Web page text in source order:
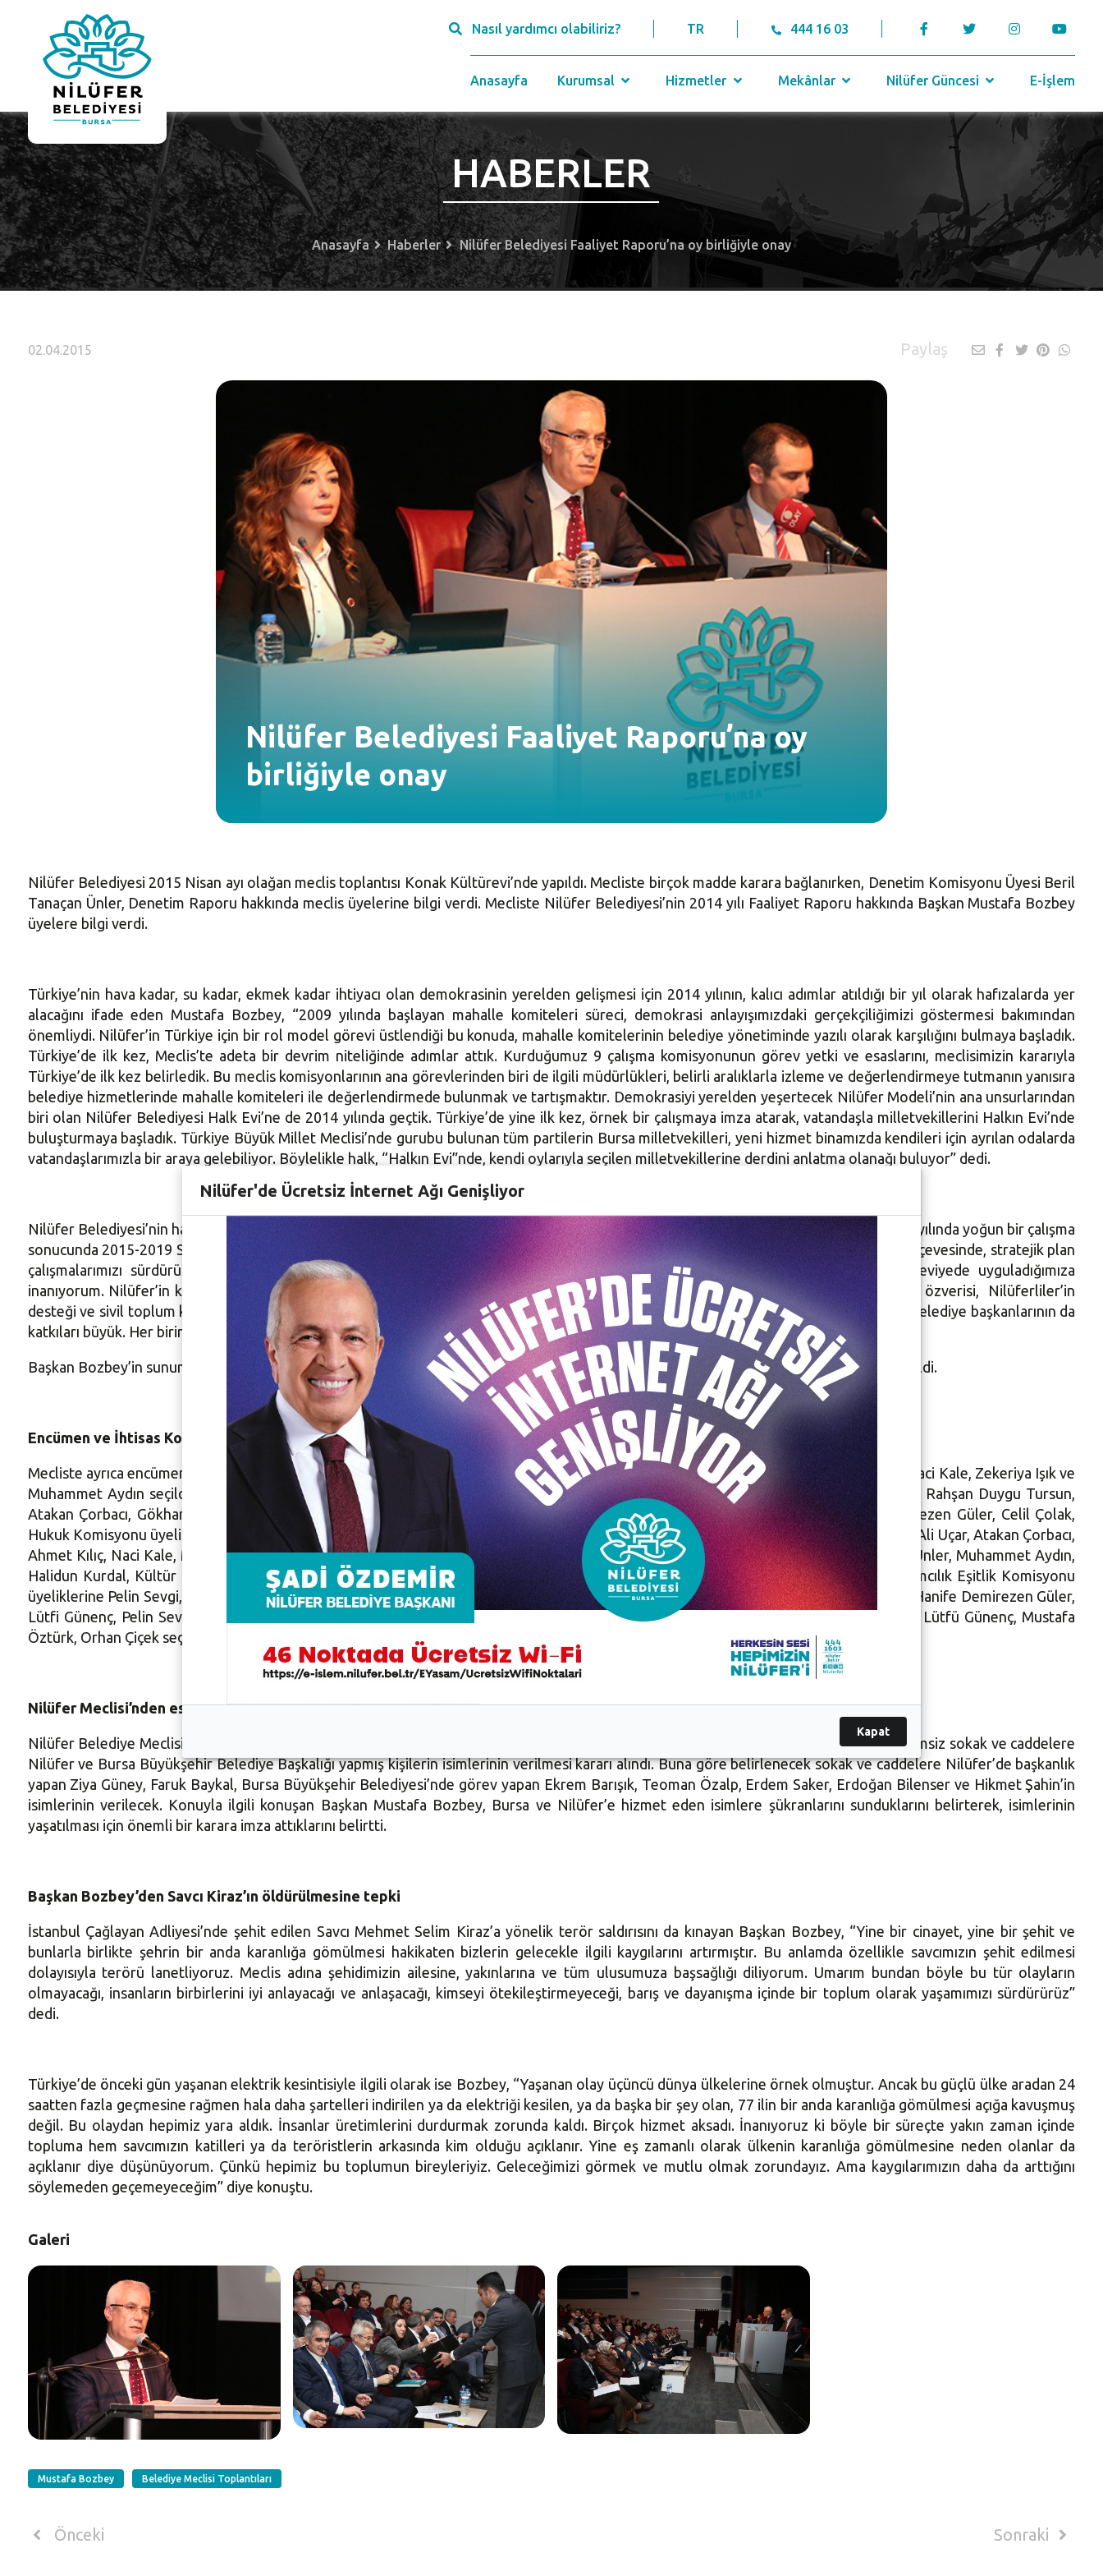
Nasıl yardımcı olabiliriz? TR 444 16 03
Anasayfa Kurumsal Hizmetler Mekânlar Nilüfer Güncesi E-İşlem
HABERLER
Anasayfa Haberler Nilüfer Belediyesi Faaliyet Raporu’na oy birliğiyle onay
02.04.2015 Paylaş
Nilüfer Belediyesi Faaliyet Raporu’na oy
birliğiyle onay
Nilüfer Belediyesi 2015 Nisan ayı olağan meclis toplantısı Konak Kültürevi’nde yapıldı. Mecliste birçok madde karara bağlanırken, Denetim Komisyonu Üyesi Beril
Tanaçan Ünler, Denetim Raporu hakkında meclis üyelerine bilgi verdi. Mecliste Nilüfer Belediyesi’nin 2014 yılı Faaliyet Raporu hakkında Başkan Mustafa Bozbey
üyelere bilgi verdi.
Türkiye’nin hava kadar, su kadar, ekmek kadar ihtiyacı olan demokrasinin yerelden gelişmesi için 2014 yılının, kalıcı adımlar atıldığı bir yıl olarak hafızalarda yer
alacağını ifade eden Mustafa Bozbey, “2009 yılında başlayan mahalle komiteleri süreci, demokrasi anlayışımızdaki gerçekçiliğimizi göstermesi bakımından
önemliydi. Nilüfer’in Türkiye için bir rol model görevi üstlendiği bu konuda, mahalle komitelerinin belediye yönetiminde yazılı olarak karşılığını bulmaya başladık.
Türkiye’de ilk kez, Meclis’te adeta bir devrim niteliğinde adımlar attık. Kurduğumuz 9 çalışma komisyonunun görev yetki ve esaslarını, meclisimizin kararıyla
Türkiye’de ilk kez belirledik. Bu meclis komisyonlarının ana görevlerinden biri de ilgili müdürlükleri, belirli aralıklarla izleme ve değerlendirmeye tutmanın yanısıra
belediye hizmetlerinde mahalle komiteleri ile değerlendirmede bulunmak ve tartışmaktır. Demokrasiyi yerelden yeşertecek Nilüfer Modeli’nin ana unsurlarından
biri olan Nilüfer Belediyesi Halk Evi’ne de 2014 yılında geçtik. Türkiye’de yine ilk kez, örnek bir çalışmaya imza atarak, vatandaşla milletvekillerini Halkın Evi’nde
buluşturmaya başladık. Türkiye Büyük Millet Meclisi’nde gurubu bulunan tüm partilerin Bursa milletvekilleri, yeni hizmet binamızda kendileri için ayrılan odalarda
vatandaşlarımızla bir araya gelebiliyor. Böylelikle halk, “Halkın Evi”nde, kendi oylarıyla seçilen milletvekillerine derdini anlatma olanağı buluyor” dedi.
Nilüfer Belediyesi’nin hayata geçirdiği projelerle rol model olarak Türkiye’de mercek altına alındıklarını kaydeden Başkan Bozbey, “ 2014 yılında yoğun bir çalışma
sonucunda 2015-2019 Stratejik Planını hazırladık. Demokrasi kenti Nilüfer’de, halkımızın karar süreçlerine katılımına verdiğimiz önem çerçevesinde, stratejik plan
çalışmalarımızı sürdürürken, düzenlediğimiz çalıştaylar ve gerçekleştirdiğimiz dış paydaş anketi ile “katılımcılık” anlayışımızı üst seviyede uyguladığımıza
inanıyorum. Nilüfer’in kurulduğundan bugüne geçen 28 yıllık sürecindeki başarılar ve kazanımlar, elbette ki, belediyemizin çalışanlarının özverisi, Nilüferliler’in
desteği ve sivil toplum kuruluşlarımızın yanımızda olması ile mümkün olabildi. Ayrıca, bugüne kadar hizmet eden Nilüfer ve Büyükşehir Belediye başkanlarının da
katkıları büyük. Her birine ve tabii ki sizlere, kentimize sunduğunuz hizmetler ve emek için tek tek teşekkür ederim” diye kaydetti.
Başkan Bozbey’in sunumunun ardından Meclis Başkan Vekili Nilgün Berk’in oylamaya sunduğu 2014 Faaliyet Raporu oy birliğiyle kabul edildi.
Encümen ve İhtisas Komisyon üyeleri belirlendi
Mecliste ayrıca encümen ve ihtisas komisyon üyelerinin seçimi de yapıldı. Gizli oylama üzerine yapılan seçimlerde encümen üyeliklerine, Naci Kale, Zekeriya Işık ve
Muhammet Aydın seçildi. İhtisas Komisyonları seçimlerinde ise Plan Program Bütçe Komisyonu üyeliklerine Beril Ünler, B. Hacer Bilici, Rahşan Duygu Tursun,
Atakan Çorbacı, Gökhan Yıldız, İmar ve Bayındırlık Komisyonu üyeliklerine Turgay Erdem, Gizem Elmas, Fırat Emiroğlu, Hanife Demirezen Güler, Celil Çolak,
Hukuk Komisyonu üyeliklerine Nilgün Berk, Pınar Göz, Ferhat Yıldırım, Ali Kızılkaya, Numan Çakır, Sağlık ve Spor Komisyonu üyeliklerine Ali Uçar, Atakan Çorbacı,
Ahmet Kılıç, Naci Kale, M. Uğur Karabaş, Eğitim Bilim ve Teknoloji Komisyonu üyeliklerine Aysel Okumuş, Rahşan Duygu Tursun, Beril Ünler, Muhammet Aydın,
Halidun Kurdal, Kültür Sanat ve Turizm Komisyonu üyeliklerine Fırat Emiroğlu, Gizem Elmas, Pınar Göz, Beril Ünler, Ali Önder, Katılımcılık Eşitlik Komisyonu
üyeliklerine Pelin Sevgi, Berna Hacer Bilici, Aysel Okumuş, Nilgün Berk, Başak Hekimoğlu, Çevre ve Kırsal Alan Komisyonu üyeliklerine Hanife Demirezen Güler,
Lütfi Günenç, Pelin Sevgi, Kemal İvgen, Mihrimah Kocabıyık, Ticaret ve Sanayi Komisyonu üyeliklerine ise Zekeriya Işık, FerhatYıldırım, Lütfü Günenç, Mustafa
Öztürk, Orhan Çiçek seçildi.
Nilüfer Meclisi’nden eski başkanlara vefa
Nilüfer Belediye Meclisi’nde ayrıca anlamlı bir karara daha imza atıldı. Çevre ve Kırsal Alan Komisyonu’nun raporu sonucu Nilüfer’deki isimsiz sokak ve caddelere
Nilüfer ve Bursa Büyükşehir Belediye Başkalığı yapmış kişilerin isimlerinin verilmesi kararı alındı. Buna göre belirlenecek sokak ve caddelere Nilüfer’de başkanlık
yapan Ziya Güney, Faruk Baykal, Bursa Büyükşehir Belediyesi’nde görev yapan Ekrem Barışık, Teoman Özalp, Erdem Saker, Erdoğan Bilenser ve Hikmet Şahin’in
isimlerinin verilecek. Konuyla ilgili konuşan Başkan Mustafa Bozbey, Bursa ve Nilüfer’e hizmet eden isimlere şükranlarını sunduklarını belirterek, isimlerinin
yaşatılması için önemli bir karara imza attıklarını belirtti.
Başkan Bozbey’den Savcı Kiraz’ın öldürülmesine tepki
İstanbul Çağlayan Adliyesi’nde şehit edilen Savcı Mehmet Selim Kiraz’a yönelik terör saldırısını da kınayan Başkan Bozbey, “Yine bir cinayet, yine bir şehit ve
bunlarla birlikte şehrin bir anda karanlığa gömülmesi hakikaten bizlerin gelecekle ilgili kaygılarını artırmıştır. Bu anlamda özellikle savcımızın şehit edilmesi
dolayısıyla terörü lanetliyoruz. Meclis adına şehidimizin ailesine, yakınlarına ve tüm ulusumuza başsağlığı diliyorum. Umarım bundan böyle bu tür olayların
olmayacağı, insanların birbirlerini iyi anlayacağı ve anlaşacağı, kimseyi ötekileştirmeyeceği, barış ve dayanışma içinde bir toplum olarak yaşamımızı sürdürürüz”
dedi.
Türkiye’de önceki gün yaşanan elektrik kesintisiyle ilgili olarak ise Bozbey, “Yaşanan olay üçüncü dünya ülkelerine örnek olmuştur. Ancak bu güçlü ülke aradan 24
saatten fazla geçmesine rağmen hala daha şartelleri indirilen ya da elektriği kesilen, ya da başka bir şey olan, 77 ilin bir anda karanlığa gömülmesi açığa kavuşmuş
değil. Bu olaydan hepimiz yara aldık. İnsanlar üretimlerini durdurmak zorunda kaldı. Birçok hizmet aksadı. İnanıyoruz ki böyle bir süreçte yakın zaman içinde
topluma hem savcımızın katilleri ya da teröristlerin arkasında kim olduğu açıklanır. Yine eş zamanlı olarak ülkenin karanlığa gömülmesine neden olanlar da
açıklanır diye düşünüyorum. Çünkü hepimiz bu toplumun bireyleriyiz. Geleceğimizi görmek ve mutlu olmak zorundayız. Ama kaygılarımızın daha da arttığını
söylemeden geçemeyeceğim” diye konuştu.
Galeri
Mustafa Bozbey Belediye Meclisi Toplantıları
Önceki Sonraki
Nilüfer'de Ücretsiz İnternet Ağı Genişliyor
Kapat